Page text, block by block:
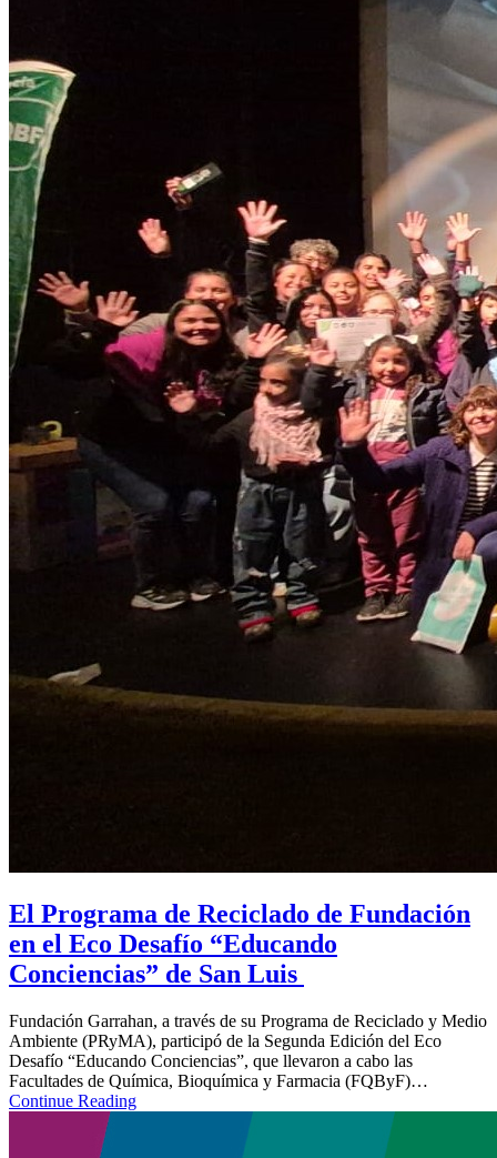
El Programa de Reciclado de Fundación
en el Eco Desafío “Educando
Conciencias” de San Luis
Fundación Garrahan, a través de su Programa de Reciclado y Medio
Ambiente (PRyMA), participó de la Segunda Edición del Eco
Desafío “Educando Conciencias”, que llevaron a cabo las
Facultades de Química, Bioquímica y Farmacia (FQByF)…
Continue Reading